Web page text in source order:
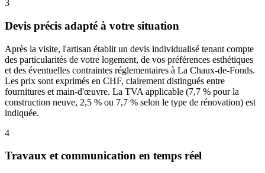
3
Devis précis adapté à votre situation
Après la visite, l'artisan établit un devis individualisé tenant compte
des particularités de votre logement, de vos préférences esthétiques
et des éventuelles contraintes réglementaires à La Chaux-de-Fonds.
Les prix sont exprimés en CHF, clairement distingués entre
fournitures et main-d'œuvre. La TVA applicable (7,7 % pour la
construction neuve, 2,5 % ou 7,7 % selon le type de rénovation) est
indiquée.
4
Travaux et communication en temps réel